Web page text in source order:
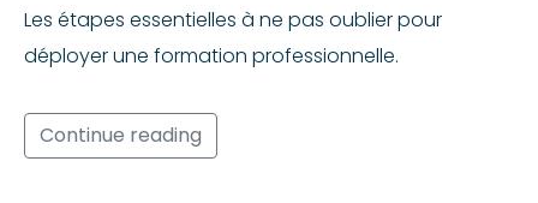
Les étapes essentielles à ne pas oublier pour
déployer une formation professionnelle.
Continue reading